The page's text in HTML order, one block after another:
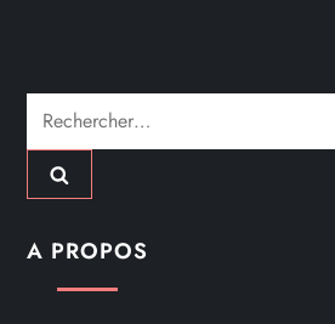
r
t
i
c
l
Rechercher :
A PROPOS